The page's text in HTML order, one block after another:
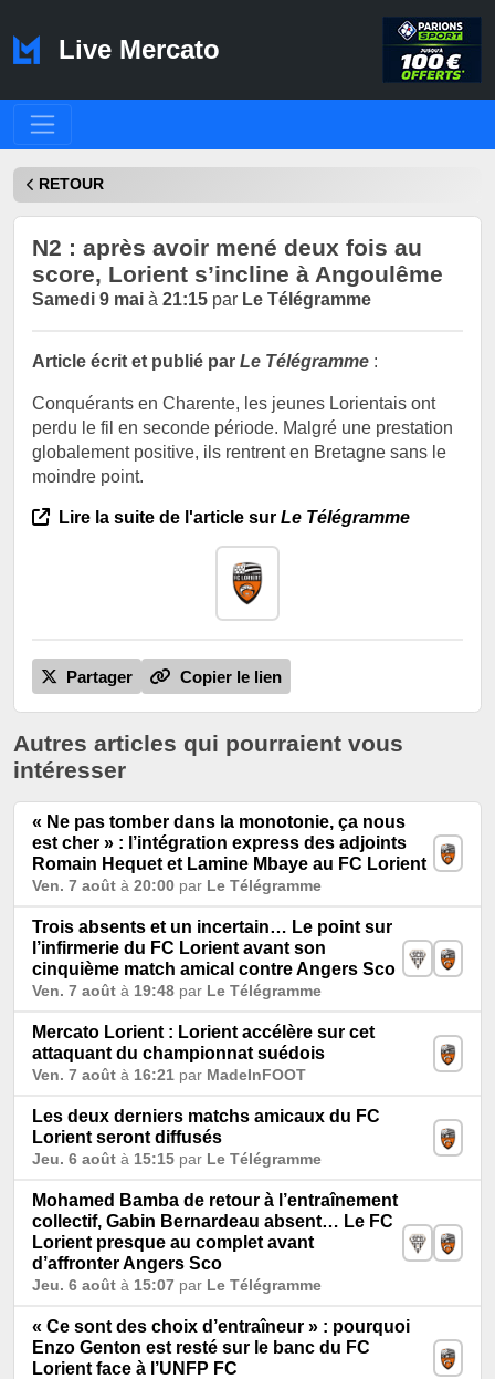
Live Mercato
RETOUR
N2 : après avoir mené deux fois au
score, Lorient s’incline à Angoulême
Samedi 9 mai à 21:15 par Le Télégramme
Article écrit et publié par Le Télégramme :
Conquérants en Charente, les jeunes Lorientais ont
perdu le fil en seconde période. Malgré une prestation
globalement positive, ils rentrent en Bretagne sans le
moindre point.
Lire la suite de l'article sur Le Télégramme
Partager Copier le lien
Autres articles qui pourraient vous
intéresser
« Ne pas tomber dans la monotonie, ça nous
est cher » : l’intégration express des adjoints
Romain Hequet et Lamine Mbaye au FC Lorient
Ven. 7 août à 20:00 par Le Télégramme
Trois absents et un incertain… Le point sur
l’infirmerie du FC Lorient avant son
cinquième match amical contre Angers Sco
Ven. 7 août à 19:48 par Le Télégramme
Mercato Lorient : Lorient accélère sur cet
attaquant du championnat suédois
Ven. 7 août à 16:21 par MadeInFOOT
Les deux derniers matchs amicaux du FC
Lorient seront diffusés
Jeu. 6 août à 15:15 par Le Télégramme
Mohamed Bamba de retour à l’entraînement
collectif, Gabin Bernardeau absent… Le FC
Lorient presque au complet avant
d’affronter Angers Sco
Jeu. 6 août à 15:07 par Le Télégramme
« Ce sont des choix d’entraîneur » : pourquoi
Enzo Genton est resté sur le banc du FC
Lorient face à l’UNFP FC